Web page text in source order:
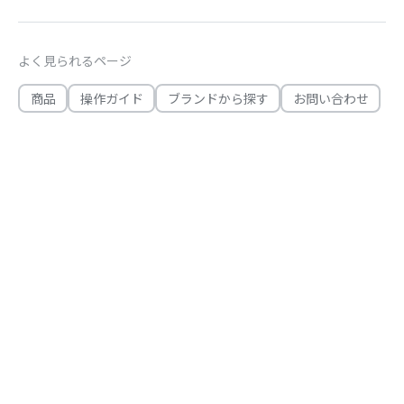
よく見られるページ
商品 操作ガイド ブランドから探す お問い合わせ